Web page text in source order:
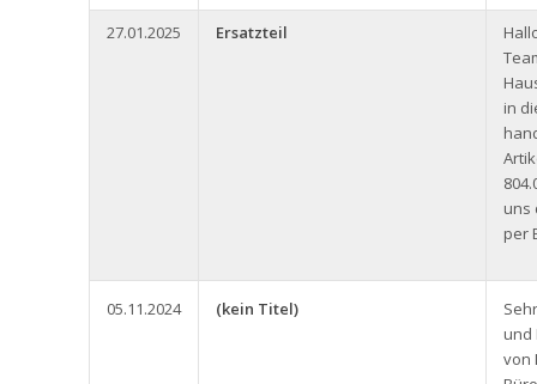
27.01.2025 Ersatzteil
in
uns
per
05.11.2024 (kein Titel)
und
von